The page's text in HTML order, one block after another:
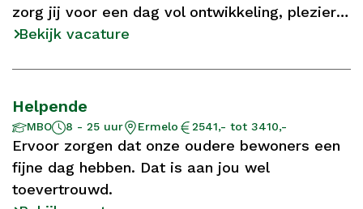
zorg jij voor een dag vol ontwikkeling, plezier
en waardevolle momenten.
Bekijk vacature
Helpende
Opleidingsniveau
MBO
Aantal
uur
8 - 25 uur
Locatie Ermelo
Salaris 2541,- tot 3410,-
Ervoor zorgen dat onze oudere bewoners een
fijne dag hebben. Dat is aan jou wel
toevertrouwd.